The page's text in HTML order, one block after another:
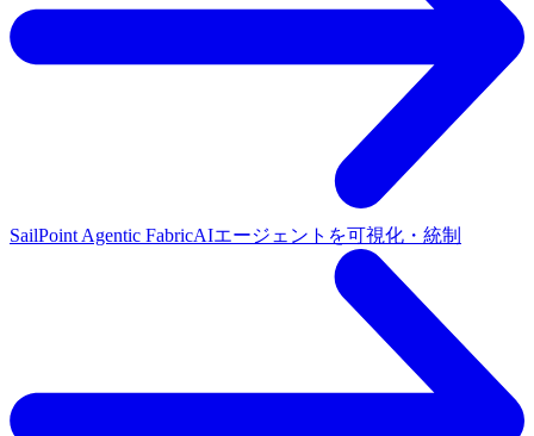
SailPoint Agentic FabricAIエージェントを可視化・統制